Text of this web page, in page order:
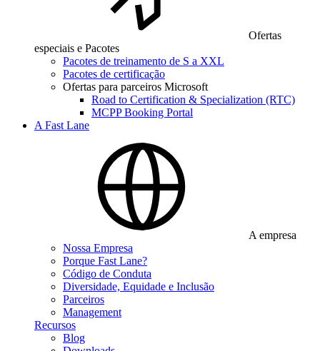
Ofertas
especiais e Pacotes
Pacotes de treinamento de S a XXL
Pacotes de certificação
Ofertas para parceiros Microsoft
Road to Certification & Specialization (RTC)
MCPP Booking Portal
A Fast Lane
A empresa
Nossa Empresa
Porque Fast Lane?
Código de Conduta
Diversidade, Equidade e Inclusão
Parceiros
Management
Recursos
Blog